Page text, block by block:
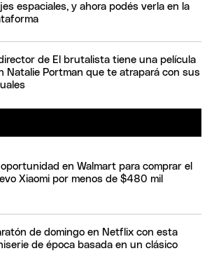
espaciales, y ahora podés verla en la
de El brutalista tiene una película
Natalie Portman que te atrapará con sus
oportunidad en Walmart para comprar el
Xiaomi por menos de $480 mil
de domingo en Netflix con esta
de época basada en un clásico